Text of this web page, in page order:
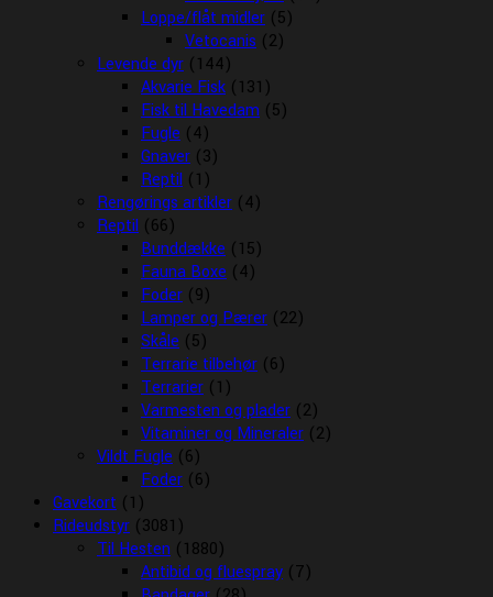
Loppe/flåt midler (5)
Vetocanis (2)
Levende dyr (144)
Akvarie Fisk (131)
Fisk til Havedam (5)
Fugle (4)
Gnaver (3)
Reptil (1)
Rengørings artikler (4)
Reptil (66)
Bunddække (15)
Fauna Boxe (4)
Foder (9)
Lamper og Pærer (22)
Skåle (5)
Terrarie tilbehør (6)
Terrarier (1)
Varmesten og plader (2)
Vitaminer og Mineraler (2)
Vildt Fugle (6)
Foder (6)
Gavekort (1)
Rideudstyr (3081)
Til Hesten (1880)
Antibid og fluespray (7)